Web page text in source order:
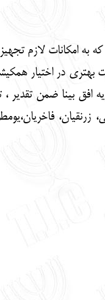
به امکانات لازم
در اختیار
هیئت تحریره نشریه افق
زرنقیان،